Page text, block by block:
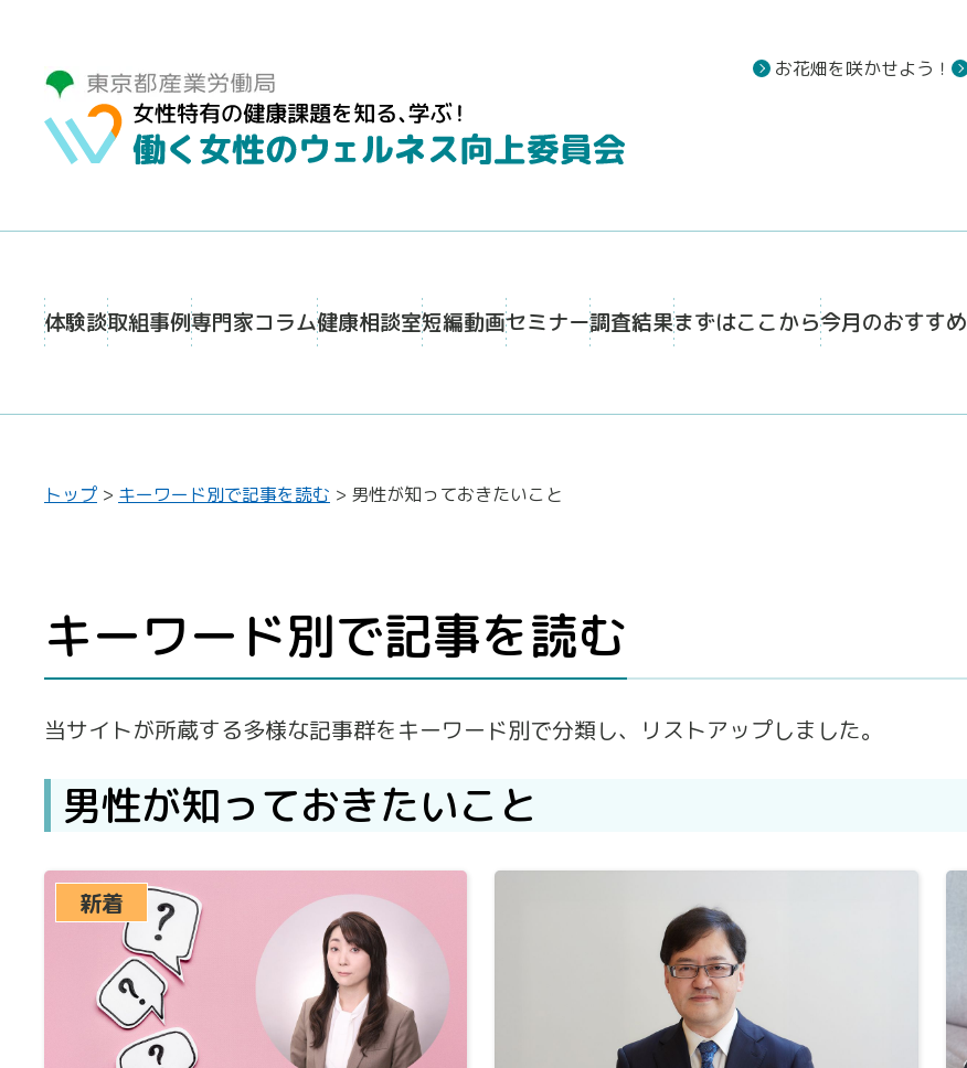
お花畑を咲かせよう！
体験談取組事例専門家コラム健康相談室短編動画セミナー調査結果まずはここから今月のおすすめ
トップ > キーワード別で記事を読む > 男性が知っておきたいこと
キーワード別で記事を読む
当サイトが所蔵する多様な記事群をキーワード別で分類し、リストアップしました。
男性が知っておきたいこと